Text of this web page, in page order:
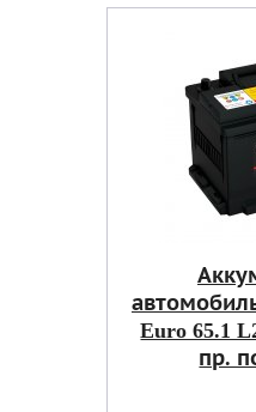
Euro 65.1
пр.